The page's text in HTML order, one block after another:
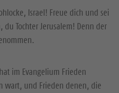
Israel! Freue dich und sei
Tochter Jerusalem! Denn der
im Evangelium Frieden
wart, und Frieden denen, die